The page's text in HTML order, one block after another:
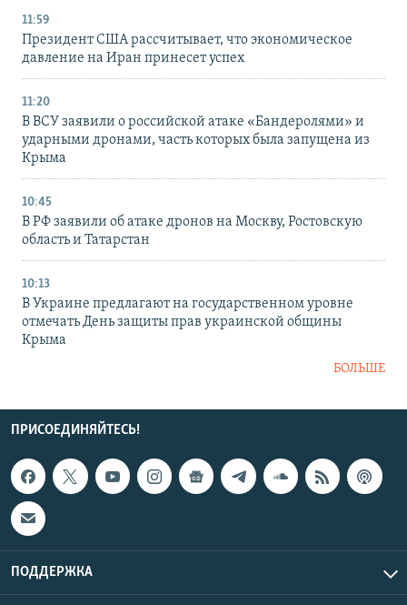
11:59
Президент США рассчитывает, что экономическое
давление на Иран принесет успех
11:20
В ВСУ заявили о российской атаке «Бандеролями» и
ударными дронами, часть которых была запущена из
Крыма
10:45
В РФ заявили об атаке дронов на Москву, Ростовскую
область и Татарстан
10:13
В Украине предлагают на государственном уровне
отмечать День защиты прав украинской общины
Крыма
БОЛЬШЕ
ПРИСОЕДИНЯЙТЕСЬ!
ПОДДЕРЖКА